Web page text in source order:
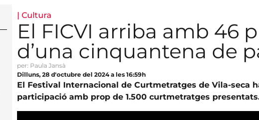
| Cultura
El FICVI arriba amb 46
d’una cinquantena de
per: Paula Jansà
Dilluns, 28 d'octubre del 2024 a les 16:59h
El Festival Internacional de Curtmetratges de Vila-seca
participació amb prop de 1.500 curtmetratges